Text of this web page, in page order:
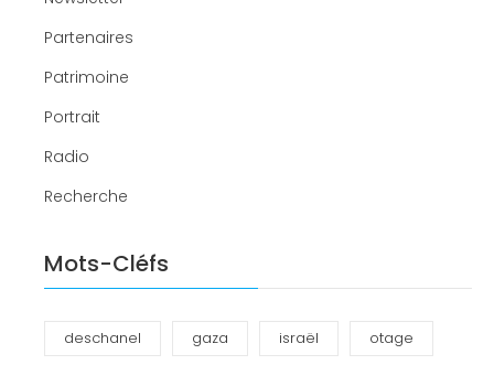
Partenaires
Patrimoine
Portrait
Radio
Recherche
Mots-Cléfs
deschanel gaza israël otage